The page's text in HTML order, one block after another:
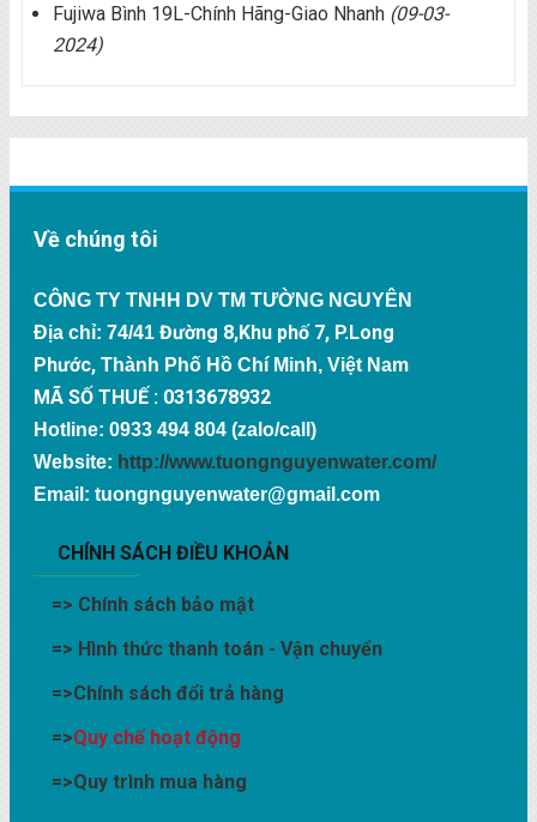
Fujiwa Bình 19L-Chính Hãng-Giao Nhanh (09-03-
2024)
Về chúng tôi
CÔNG TY TNHH DV TM TƯỜNG NGUYÊN
Địa chỉ: 74/41 Đường 8,Khu phố 7, P.Long
Phước, Thành Phố Hồ Chí Minh, Việt Nam
MÃ SỐ THUẾ : 0313678932
Hotline: 0933 494 804 (zalo/call)
Website: http://www.tuongnguyenwater.com/
Email: tuongnguyenwater@gmail.com
CHÍNH SÁCH ĐIỀU KHOẢN
=> Chính sách bảo mật
=> Hình thức thanh toán - Vận chuyển
=>Chính sách đổi trả hàng
=>Quy chế hoạt động
=>Quy trình mua hàng